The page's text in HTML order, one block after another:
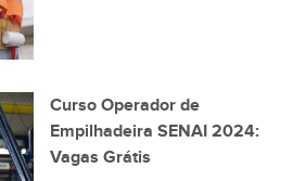
Curso Operador de
Empilhadeira SENAI 2024:
Vagas Grátis